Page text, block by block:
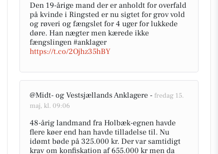
Den 19-årige mand der er anholdt for overfald
på kvinde i Ringsted er nu sigtet for grov vold
og røveri og fængslet for 4 uger for lukkede
døre. Han nægter men kærede ikke
fængslingen #anklager
https://t.co/2Ojhz35hBY
@Midt- og Vestsjællands Anklagere - fredag 15.
maj, kl. 09:06
48-årig landmand fra Holbæk-egnen havde
flere køer end han havde tilladelse til. Nu
idømt bøde på 325.000 kr. Der var samtidigt
krav om konfiskation af 655.000 kr men da